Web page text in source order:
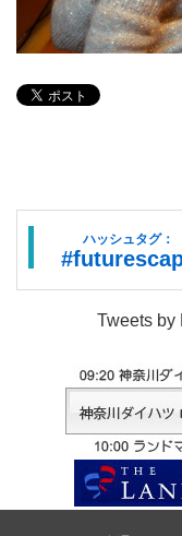
ハッシュタグ：
Tweets by